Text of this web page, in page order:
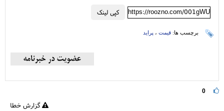
کپی لینک https://roozno.com/001gWU
برچسب ها: قیمت ، پراید
0
گزارش خطا